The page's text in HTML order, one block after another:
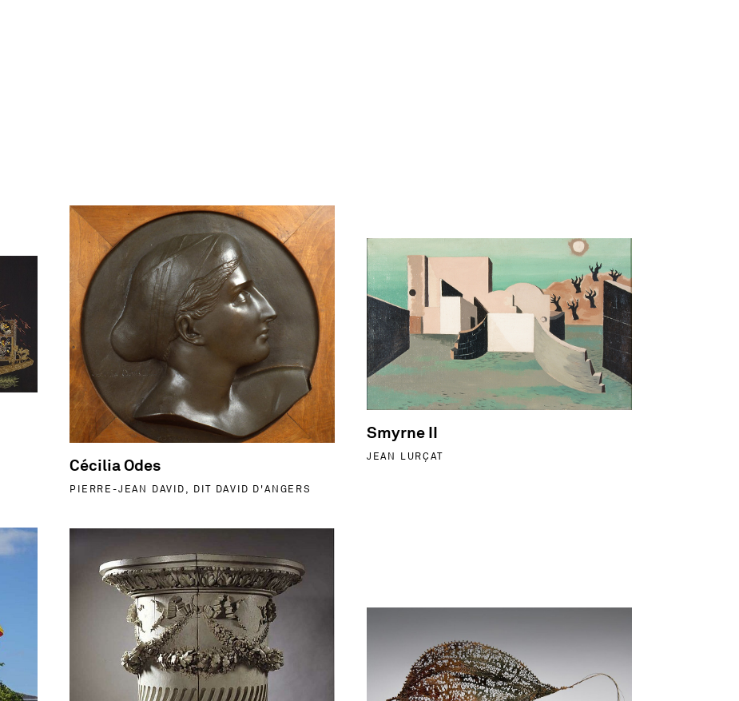
Jean Lurçat
Cécilia Odes
PIERRE-JEAN DAVID, DIT DAVID D'ANGERS
En savoir plus sur Cécilia Odes - Pierre-Jean David, dit David d'Angers
Smyrne II
JEAN LURÇAT
En savoir plus sur Smyrne II - Jean Lurçat
de Saint Phalle (1930-2002)